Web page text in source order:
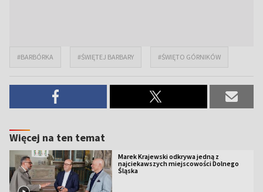
#BARBÓRKA #ŚWIĘTEJ BARBARY #ŚWIĘTO GÓRNIKÓW
Więcej na ten temat
Marek Krajewski odkrywa jedną z
najciekawszych miejscowości Dolnego
Śląska